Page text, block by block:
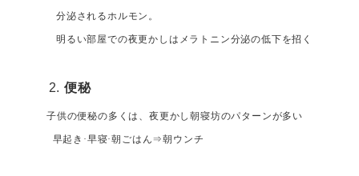
分泌されるホルモン。
明るい部屋での夜更かしはメラトニン分泌の低下を招く
便秘
子供の便秘の多くは、夜更かし朝寝坊のパターンが多い
早起き·早寝·朝ごはん⇒朝ウンチ